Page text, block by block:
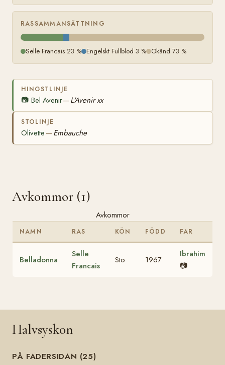
RASSAMMANSÄTTNING
Selle Francais 23 % Engelskt Fullblod 3 % Okänd 73 %
HINGSTLINJE
📷 Bel Avenir— L'Avenir xx
STOLINJE
Olivette — Embauche
Avkommor (1)
Avkommor
NAMN RAS KÖN FÖDD FAR
Belladonna
Selle
Francais
Sto 1967
Ibrahim
📷
Halvsyskon
PÅ FADERSIDAN (25)